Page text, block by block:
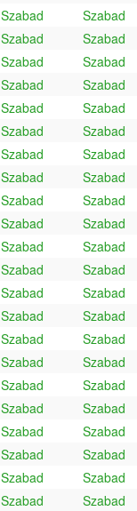
Szabad
Szabad
Szabad
Szabad
Szabad
Szabad
Szabad
Szabad
Szabad
Szabad
Szabad
Szabad
Szabad
Szabad
Szabad
Szabad
Szabad
Szabad
Szabad
Szabad
Szabad
Szabad
Szabad
Szabad
Szabad
Szabad
Szabad
Szabad
Szabad
Szabad
Szabad
Szabad
Szabad
Szabad
Szabad
Szabad
Szabad
Szabad
Szabad
Szabad
Szabad
Szabad
Szabad
Szabad